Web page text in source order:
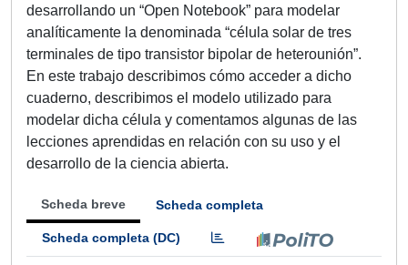
desarrollando un “Open Notebook” para modelar
analíticamente la denominada “célula solar de tres
terminales de tipo transistor bipolar de heterounión”.
En este trabajo describimos cómo acceder a dicho
cuaderno, describimos el modelo utilizado para
modelar dicha célula y comentamos algunas de las
lecciones aprendidas en relación con su uso y el
desarrollo de la ciencia abierta.
Scheda breve Scheda completa
Scheda completa (DC)